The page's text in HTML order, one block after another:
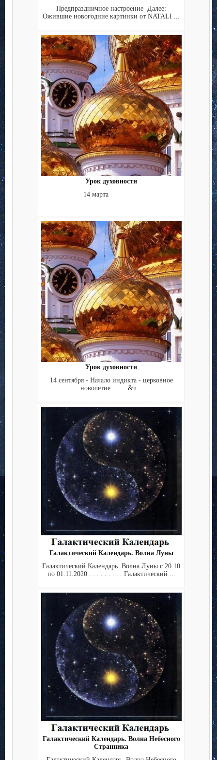
Предпраздничное настроение Далее:
Ожившие новогодние картинки от NATALI ...
Урок духовности
14 марта
Урок духовности
14 сентября - Начало индикта - церковное
новолетие &n...
Галактический Календарь. Волна Луны
Галактический Календарь. Волна Луны с 20.10
по 01.11.2020 . . . . . . . . . Галактический ...
Галактический Календарь. Волна Небесного
Странника